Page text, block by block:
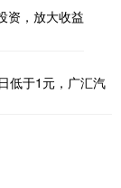
资，放大收益
低于1元，广汇汽